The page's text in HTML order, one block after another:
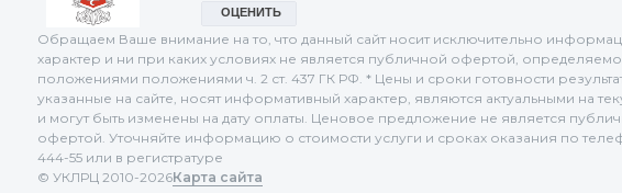
Обращаем Ваше внимание на то, что данный сайт носит исключительно
характер и ни при каких условиях не является публичной офертой,
положениями положениями ч. 2 ст. 437 ГК РФ. * Цены и сроки готовности
указанные на сайте, носят информативный характер, являются актуальными на
и могут быть изменены на дату оплаты. Ценовое предложение не является
офертой. Уточняйте информацию о стоимости услуги и сроках оказания по
444-55 или в регистратуре
© УКЛРЦ 2010-2026Карта сайта